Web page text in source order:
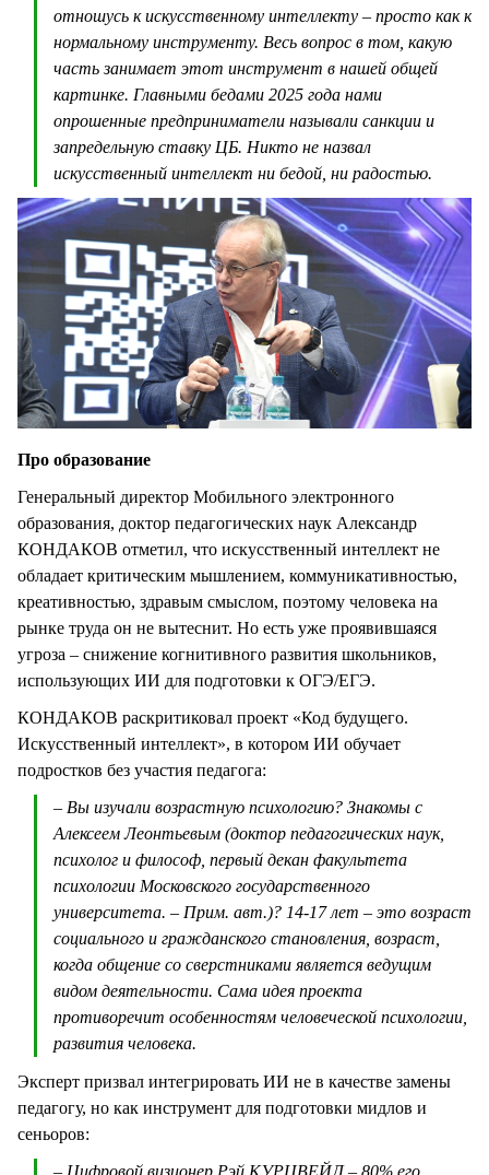
отношусь к искусственному интеллекту – просто как к
нормальному инструменту. Весь вопрос в том, какую
часть занимает этот инструмент в нашей общей
картинке. Главными бедами 2025 года нами
опрошенные предприниматели называли санкции и
запредельную ставку ЦБ. Никто не назвал
искусственный интеллект ни бедой, ни радостью.
Про образование
Генеральный директор Мобильного электронного
образования, доктор педагогических наук Александр
КОНДАКОВ отметил, что искусственный интеллект не
обладает критическим мышлением, коммуникативностью,
креативностью, здравым смыслом, поэтому человека на
рынке труда он не вытеснит. Но есть уже проявившаяся
угроза – снижение когнитивного развития школьников,
использующих ИИ для подготовки к ОГЭ/ЕГЭ.
КОНДАКОВ раскритиковал проект «Код будущего.
Искусственный интеллект», в котором ИИ обучает
подростков без участия педагога:
– Вы изучали возрастную психологию? Знакомы с
Алексеем Леонтьевым (доктор педагогических наук,
психолог и философ, первый декан факультета
психологии Московского государственного
университета. – Прим. авт.)? 14-17 лет – это возраст
социального и гражданского становления, возраст,
когда общение со сверстниками является ведущим
видом деятельности. Сама идея проекта
противоречит особенностям человеческой психологии,
развития человека.
Эксперт призвал интегрировать ИИ не в качестве замены
педагогу, но как инструмент для подготовки мидлов и
сеньоров:
– Цифровой визионер Рэй КУРЦВЕЙЛ – 80% его